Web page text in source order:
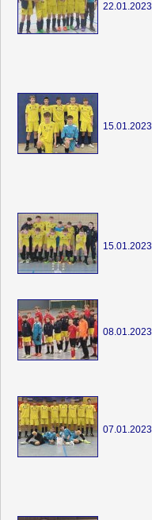
22.01.2023
15.01.2023
15.01.2023
08.01.2023
07.01.2023